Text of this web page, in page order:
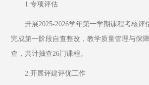
1.专项评估
开展2025-2026学年第一学期课程考核评
完成第一阶段自查整改，教学质量管理与保
查，共计抽查26门课程。
2.开展评建评优工作